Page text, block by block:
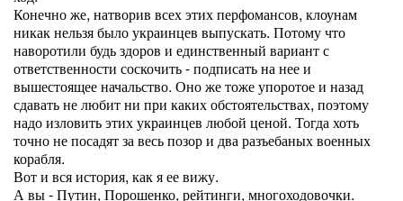
Конечно же, натворив всех этих перфомансов, клоунам
никак нельзя было украинцев выпускать. Потому что
наворотили будь здоров и единственный вариант с
ответственности соскочить - подписать на нее и
вышестоящее начальство. Оно же тоже упоротое и назад
сдавать не любит ни при каких обстоятельствах, поэтому
надо изловить этих украинцев любой ценой. Тогда хоть
точно не посадят за весь позор и два разъебаных военных
корабля.
Вот и вся история, как я ее вижу.
А вы - Путин, Порошенко, рейтинги, многоходовочки.